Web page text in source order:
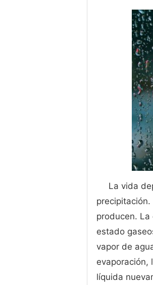
La vida
producen.
estado
vapor de
evaporación,
líquida